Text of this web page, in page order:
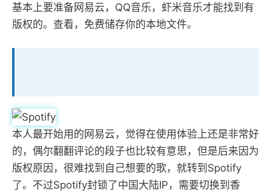
基本上要准备网易云，QQ音乐，虾米音乐才能找到有
版权的。查看，免费储存你的本地文件。
本人最开始用的网易云，觉得在使用体验上还是非常好
的，偶尔翻翻评论的段子也比较有意思，但是后来因为
版权原因，很难找到自己想要的歌，就转到Spotify
了。不过Spotify封锁了中国大陆IP，需要切换到香